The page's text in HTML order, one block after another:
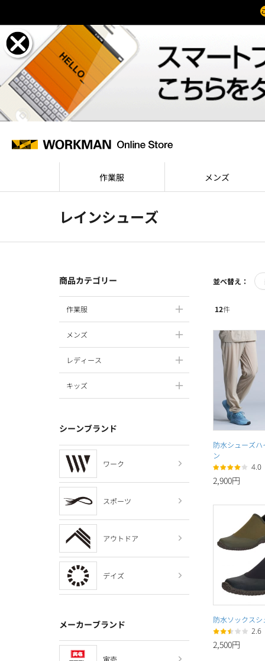
作業服 メンズ
レインシューズ
商品カテゴリー
作業服
メンズ
レディース
キッズ
シーンブランド
ワーク
スポーツ
アウトドア
デイズ
メーカーブランド
並べ替え：
12件
防水シューズ
ン
4.0
2,900円
防水ソックスシ
2.6
2,500円